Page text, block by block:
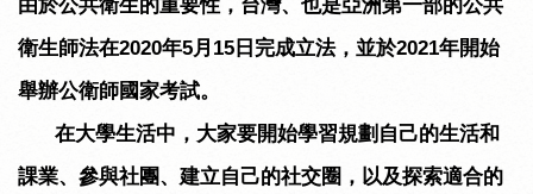
衛生師法在2020年5月 15日完成立法，並於2021年開始
舉辦公衛師國家考試。
在大學生活中，大家要開始學習規劃自己的生活和
課業、參與社團、建立自己的社交圈，以及探索適合的